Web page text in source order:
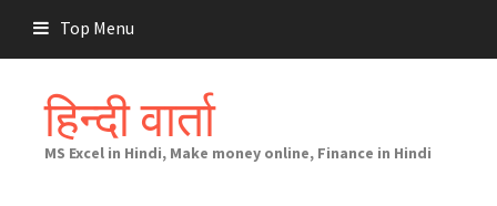
content
Top Menu
हिन्दी वार्ता
MS Excel in Hindi, Make money online, Finance in Hindi